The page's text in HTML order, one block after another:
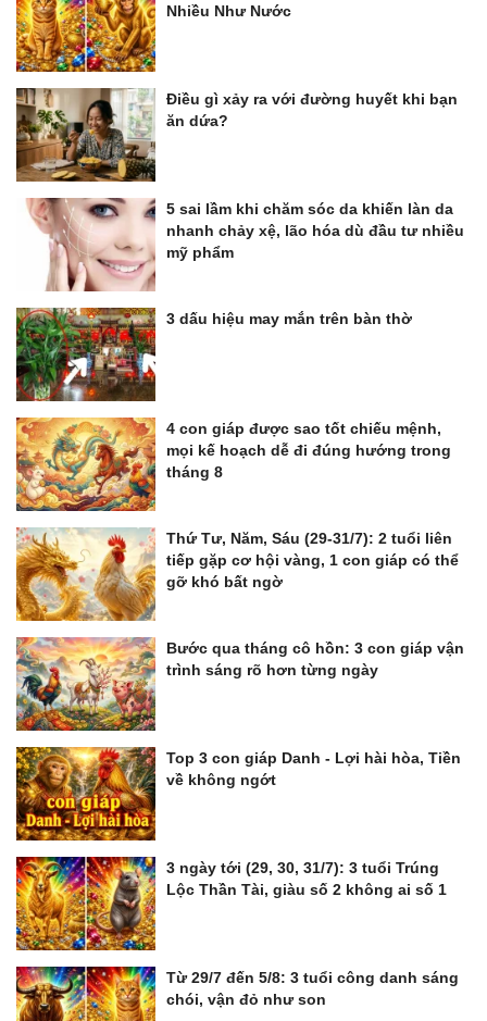
Nhiều Như Nước
Điều gì xảy ra với đường huyết khi bạn
ăn dứa?
5 sai lầm khi chăm sóc da khiến làn da
nhanh chảy xệ, lão hóa dù đầu tư nhiều
mỹ phẩm
3 dấu hiệu may mắn trên bàn thờ
4 con giáp được sao tốt chiếu mệnh,
mọi kế hoạch dễ đi đúng hướng trong
tháng 8
Thứ Tư, Năm, Sáu (29-31/7): 2 tuổi liên
tiếp gặp cơ hội vàng, 1 con giáp có thể
gỡ khó bất ngờ
Bước qua tháng cô hồn: 3 con giáp vận
trình sáng rõ hơn từng ngày
Top 3 con giáp Danh - Lợi hài hòa, Tiền
về không ngớt
3 ngày tới (29, 30, 31/7): 3 tuổi Trúng
Lộc Thần Tài, giàu số 2 không ai số 1
Từ 29/7 đến 5/8: 3 tuổi công danh sáng
chói, vận đỏ như son